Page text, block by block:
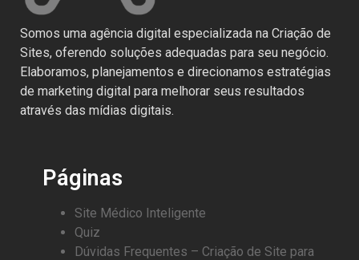
Somos uma agência digital especializada na Criação de
Sites, oferendo soluções adequadas para seu negócio.
Elaboramos, planejamentos e direcionamos estratégias
de marketing digital para melhorar seus resultados
através das mídias digitais.
Páginas
Site Médico Inteligente
Quiz
Dúvidas Frequentes – Criação de Site para